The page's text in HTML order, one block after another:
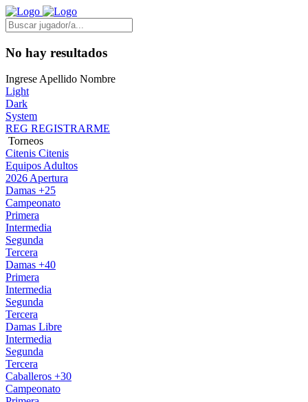
No hay resultados
Ingrese Apellido Nombre
Light
Dark
System
REG REGISTRARME
Torneos
Citenis Citenis
Equipos Adultos
2026 Apertura
Damas +25
Campeonato
Primera
Intermedia
Segunda
Tercera
Damas +40
Primera
Intermedia
Segunda
Tercera
Damas Libre
Intermedia
Segunda
Tercera
Caballeros +30
Campeonato